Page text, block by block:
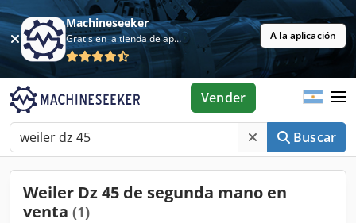
Machineseeker
Gratis en la tienda de aplicaciones A la aplicación
Buscar
Vender
Weiler Dz 45 de segunda mano en
venta (1)